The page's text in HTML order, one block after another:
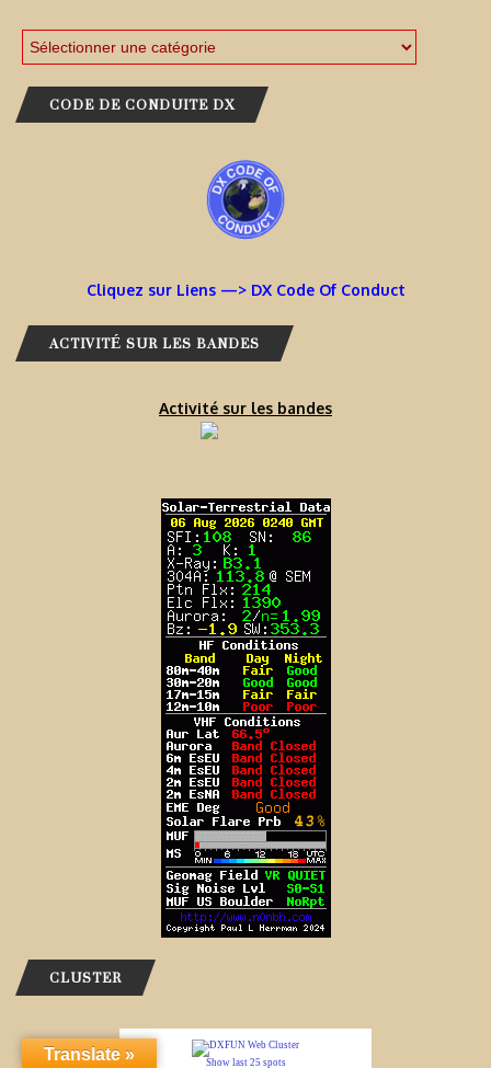
CODE DE CONDUITE DX
Cliquez sur Liens —> DX Code Of Conduct
ACTIVITÉ SUR LES BANDES
Activité sur les bandes
CLUSTER
Translate »